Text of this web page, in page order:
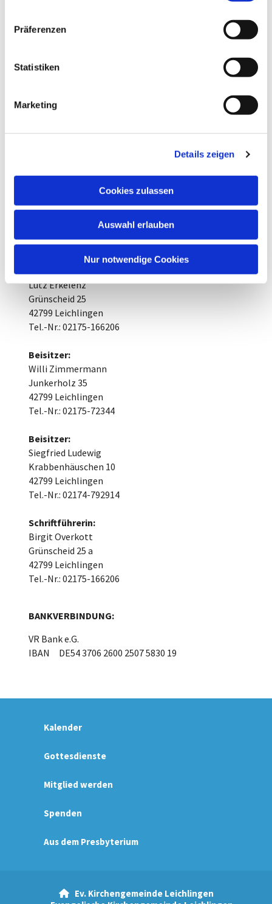
Präferenzen
Statistiken
Marketing
Details zeigen
Cookies zulassen
Auswahl erlauben
Nur notwendige Cookies
ausschließlich der Förderkreis. Dieser ist als
Vorsitzende:
Grünscheid 44
Stv. Vorsitzende:
42799 Leichlingen
Tel.-Nr.: 02175-882333
Lutz Erkelenz
Grünscheid 25
42799 Leichlingen
Tel.-Nr.: 02175-166206
Beisitzer:
Willi Zimmermann
Junkerholz 35
42799 Leichlingen
Tel.-Nr.: 02175-72344
Beisitzer:
Siegfried Ludewig
Krabbenhäuschen 10
42799 Leichlingen
Tel.-Nr.: 02174-792914
Schriftführerin:
Birgit Overkott
Grünscheid 25 a
42799 Leichlingen
Tel.-Nr.: 02175-166206
BANKVERBINDUNG:
VR Bank e.G.
IBAN DE54 3706 2600 2507 5830 19
Kalender
Gottesdienste
Mitglied werden
Spenden
Aus dem Presbyterium
Ev. Kirchengemeinde Leichlingen